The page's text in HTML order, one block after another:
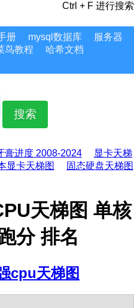
Ctrl + F 进行搜索
册 mysql数据库
服务器
鸟教程
哈希文档
搜索
膏进度 2008-2024
显卡天梯
显卡天梯图
固态硬盘天梯图
天梯图 单核
分 排名
cpu天梯图